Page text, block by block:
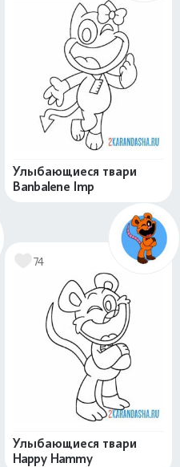
Улыбающиеся твари
Banbalene Imp
74
Улыбающиеся твари
Happy Hammy